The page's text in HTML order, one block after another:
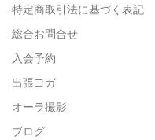
特定商取引法に基づく表記
総合お問合せ
入会予約
出張ヨガ
オーラ撮影
ブログ